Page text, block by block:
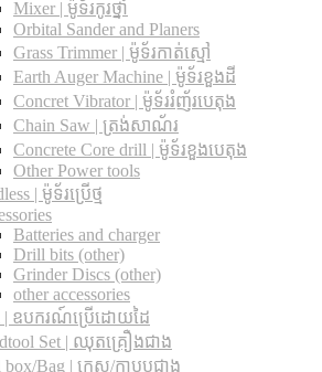
Mixer | ម៉ូទ័រកូរថ្នាំ
Orbital Sander and Planers
Grass Trimmer | ម៉ូទ័រកាត់ស្មៅ
Earth Auger Machine | ម៉ូទ័រខួងដី
Concret Vibrator | ម៉ូទ័ររំញ័របេតុង
Chain Saw | ត្រង់សាណ័រ
Concrete Core drill | ម៉ូទ័រខួងបេតុង
Other Power tools
| ម៉ូទ័រប្រើថ្ម
Batteries and charger
Drill bits (other)
Grinder Discs (other)
other accessories
| ឧបករណ៍ប្រើដោយដៃ
Set | ឈុតគ្រឿងជាង
box/Bag | កេស/កាបូបជាង